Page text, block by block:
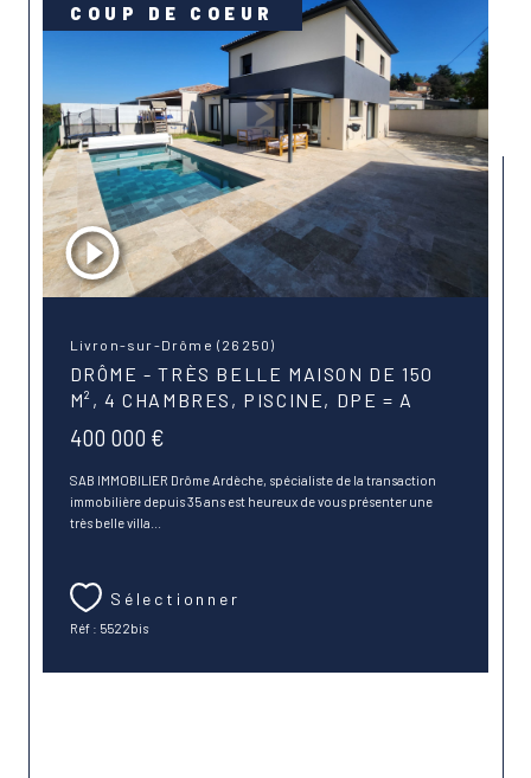
Livron-sur-Drôme (26250)
DRÔME - TRÈS BELLE MAISON DE 150
M², 4 CHAMBRES, PISCINE, DPE = A
400 000 €
SAB IMMOBILIER Drôme Ardèche, spécialiste de la transaction
immobilière depuis 35 ans est heureux de vous présenter une
très belle villa...
Sélectionner
Réf : 5522bis
COUP DE COEUR